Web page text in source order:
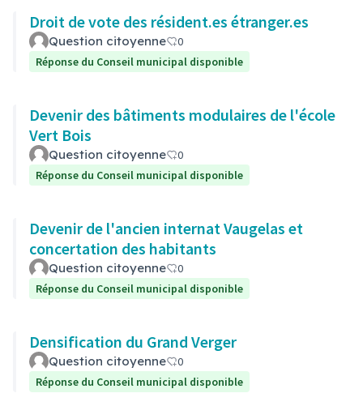
Droit de vote des résident.es étranger.es
Question citoyenne
0
Réponse du Conseil municipal disponible
Devenir des bâtiments modulaires de l'école
Vert Bois
Question citoyenne
0
Réponse du Conseil municipal disponible
Devenir de l'ancien internat Vaugelas et
concertation des habitants
Question citoyenne
0
Réponse du Conseil municipal disponible
Densification du Grand Verger
Question citoyenne
0
Réponse du Conseil municipal disponible